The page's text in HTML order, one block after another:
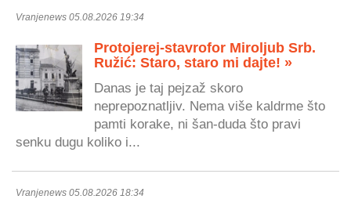
Vranjenews 05.08.2026 19:34
Protojerej-stavrofor Miroljub Srb.
Ružić: Staro, staro mi dajte! »
Danas je taj pejzaž skoro
neprepoznatljiv. Nema više kaldrme što
pamti korake, ni šan-duda što pravi
senku dugu koliko i...
Vranjenews 05.08.2026 18:34